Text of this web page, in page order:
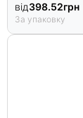
від398.52грн
За упаковку